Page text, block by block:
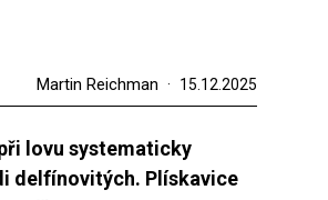
Martin Reichman 15.12.2025
lovu systematicky
delfínovitých. Plískavice